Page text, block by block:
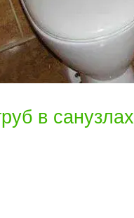
в санузлах